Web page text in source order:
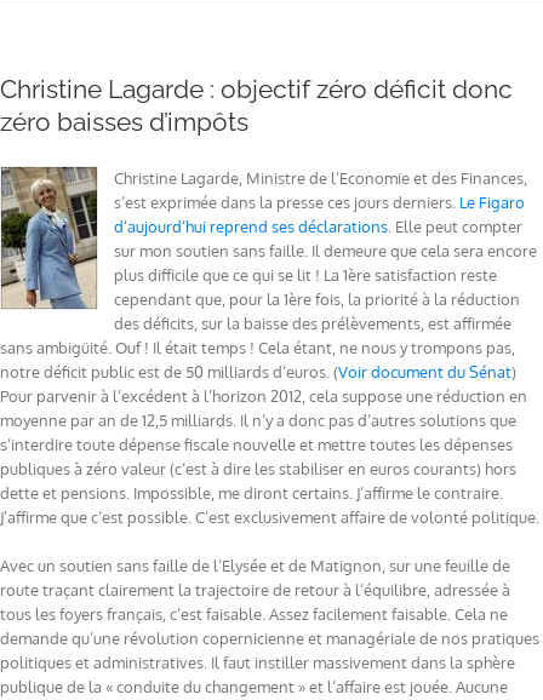
Christine Lagarde : objectif zéro déficit donc
zéro baisses d’impôts
Christine Lagarde, Ministre de l’Economie et des Finances,
s’est exprimée dans la presse ces jours derniers. Le Figaro
d’aujourd’hui reprend ses déclarations . Elle peut compter
sur mon soutien sans faille. Il demeure que cela sera encore
plus difficile que ce qui se lit ! La 1ère satisfaction reste
cependant que, pour la 1ère fois, la priorité à la réduction
des déficits, sur la baisse des prélèvements, est affirmée
sans ambigüité. Ouf ! Il était temps ! Cela étant, ne nous y trompons pas,
notre déficit public est de 50 milliards d’euros. (Voir document du Sénat)
Pour parvenir à l’excédent à l’horizon 2012, cela suppose une réduction en
moyenne par an de 12,5 milliards. Il n’y a donc pas d’autres solutions que
s’interdire toute dépense fiscale nouvelle et mettre toutes les dépenses
publiques à zéro valeur (c’est à dire les stabiliser en euros courants) hors
dette et pensions. Impossible, me diront certains. J’affirme le contraire.
J’affirme que c’est possible. C’est exclusivement affaire de volonté politique.
Avec un soutien sans faille de l’Elysée et de Matignon, sur une feuille de
route traçant clairement la trajectoire de retour à l’équilibre, adressée à
tous les foyers français, c’est faisable. Assez facilement faisable. Cela ne
demande qu’une révolution copernicienne et managériale de nos pratiques
politiques et administratives. Il faut instiller massivement dans la sphère
publique de la « conduite du changement » et l’affaire est jouée. Aucune